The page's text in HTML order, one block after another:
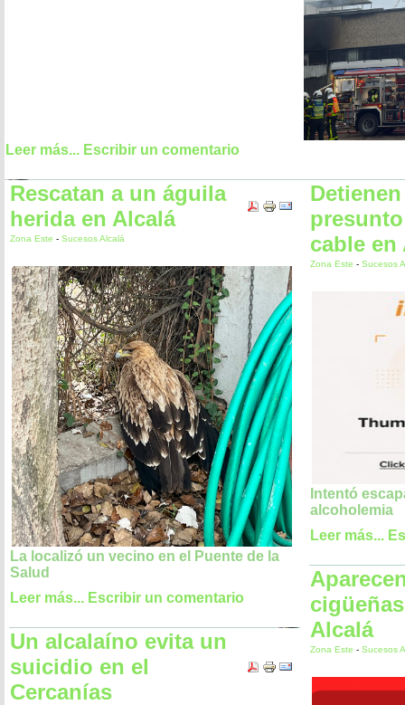
Leer más... Escribir un comentario
Rescatan a un águila
herida en Alcalá
Zona Este - Sucesos Alcalá
La localizó un vecino en el Puente de la
Salud
Leer más... Escribir un comentario
Un alcalaíno evita un
suicidio en el
Cercanías
cable en
Zona Este - Sucesos
Intentó
alcoholemia
Leer más...
Alcalá
Zona Este - Sucesos